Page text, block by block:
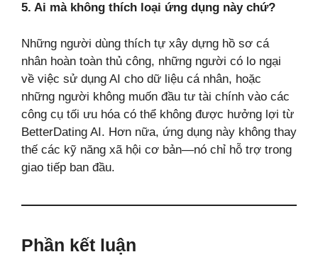
5. Ai mà không thích loại ứng dụng này chứ?
Những người dùng thích tự xây dựng hồ sơ cá
nhân hoàn toàn thủ công, những người có lo ngại
về việc sử dụng AI cho dữ liệu cá nhân, hoặc
những người không muốn đầu tư tài chính vào các
công cụ tối ưu hóa có thể không được hưởng lợi từ
BetterDating AI. Hơn nữa, ứng dụng này không thay
thế các kỹ năng xã hội cơ bản—nó chỉ hỗ trợ trong
giao tiếp ban đầu.
Phần kết luận